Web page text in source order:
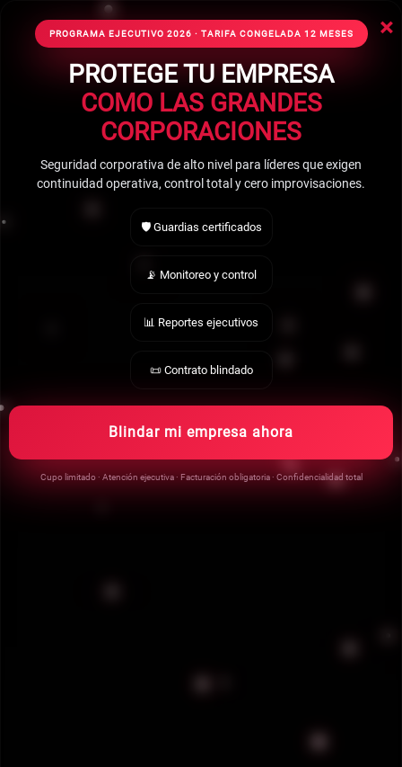
☰ Mostrar Menú ×
PROGRAMA EJECUTIVO 2026 · TARIFA CONGELADA 12 MESES
PROTEGE TU EMPRESA
COMO LAS GRANDES
CORPORACIONES
Seguridad corporativa de alto nivel para líderes que exigen
continuidad operativa, control total y cero improvisaciones.
🛡️ Guardias certificados
📡 Monitoreo y control
📊 Reportes ejecutivos
📜 Contrato blindado
Blindar mi empresa ahora
Cupo limitado · Atención ejecutiva · Facturación obligatoria · Confidencialidad total
GUARDIAS DE
SEGURIDAD
PRIVADA EN
COYOACÁN
seguridad privada en Coyoacán. Tu seguridad
levantamiento previo.
💬 Cotiza Ahora
👮‍♂️ Ver Nuestros Servicios